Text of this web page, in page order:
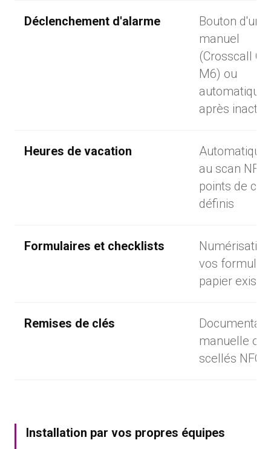
Déclenchement d'alarme
Bouton
manuel
(Crosscall
M6) ou
automatique
après
Heures de vacation
au scan NFC
points de
définis
Formulaires et checklists
vos
papier
Remises de clés
manuelle ou
scellés NFC
Installation par vos propres équipes